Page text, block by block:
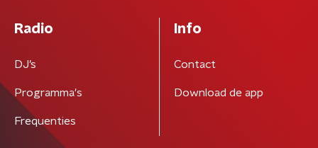
Radio
DJ’s
Programma's
Frequenties
Info
Contact
Download de app